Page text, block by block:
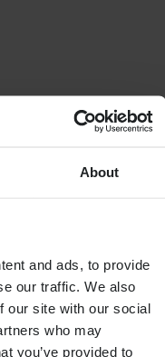
About
and ads, to provide
our traffic. We also
our site with our social
who may
you’ve provided to